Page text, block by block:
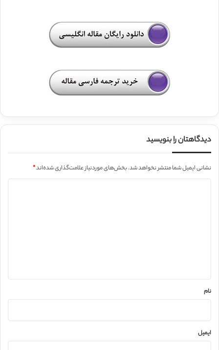
دیدگاهتان را بنویسید
نشانی ایمیل شما منتشر نخواهد شد.بخش‌های موردنیاز علامت‌گذاری شده‌اند*
نام
ایمیل